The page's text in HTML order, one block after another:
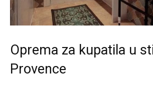
Oprema za kupatila u
Provence